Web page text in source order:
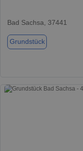
Bad Sachsa, 37441
Grundstück